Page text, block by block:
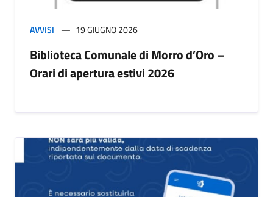
AVVISI 19 GIUGNO 2026
Biblioteca Comunale di Morro d’Oro –
Orari di apertura estivi 2026